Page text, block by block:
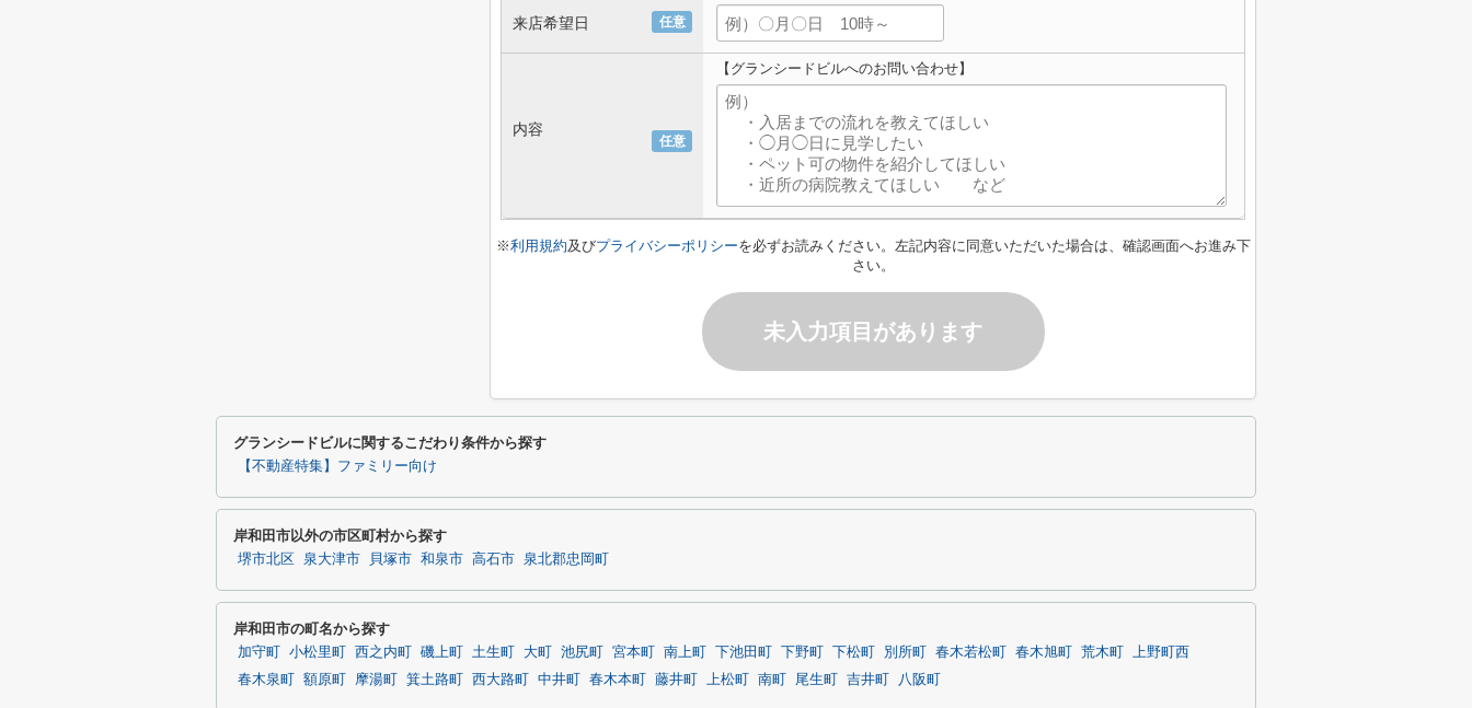
任意
来店希望日
任意
内容
【グランシードビルへのお問い合わせ】
※利用規約及びプライバシーポリシーを必ずお読みください。左記内容に同意いただいた場合は、確認画面へお進み下
さい。
未入力項目があります
グランシードビルに関するこだわり条件から探す
【不動産特集】ファミリー向け
岸和田市以外の市区町村から探す
堺市北区 泉大津市 貝塚市 和泉市 高石市 泉北郡忠岡町
岸和田市の町名から探す
加守町 小松里町 西之内町 磯上町 土生町 大町 池尻町 宮本町 南上町 下池田町 下野町 下松町 別所町 春木若松町 春木旭町 荒木町
上野町西
春木泉町
額原町 摩湯町 箕土路町 西大路町 中井町 春木本町 藤井町 上松町 南町 尾生町 吉井町 八阪町